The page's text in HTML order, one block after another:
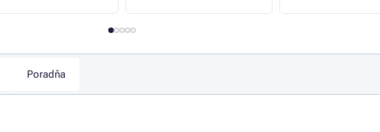
Poradňa